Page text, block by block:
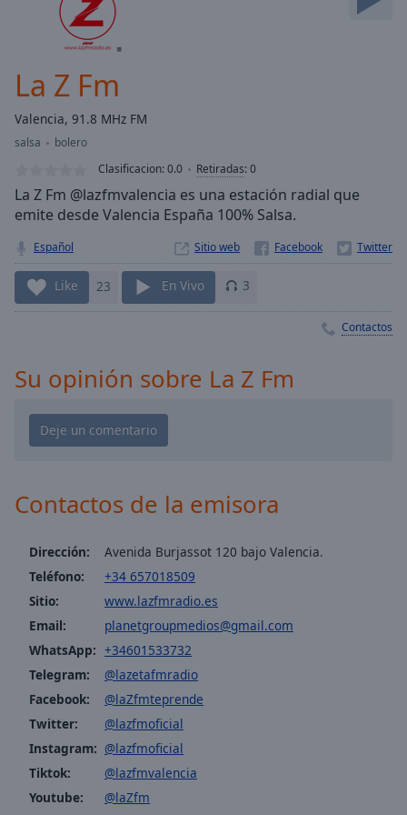
Current
Time0:00
Duration-:-
Loaded
Stream
TypeLIVE
live,
currently
behind
LIVE
Remaining
descriptions
off,
selected
subtitles
settings
subtitles
settings
dialog
subtitles
La Z Fm
Valencia, 91.8 MHz FM
salsa
bolero
Clasificacion:0.0 Retiradas:0
La Z Fm @lazfmvalencia es una estación radial que
emite desde Valencia España 100% Salsa.
Español Sitio web
Like 23 En Vivo 3
Contactos
Su opinión sobre La Z Fm
Contactos de la emisora
Dirección:
Avenida Burjassot 120 bajo Valencia.
Teléfono:
+34 657018509
Sitio:
www.lazfmradio.es
Email:
planetgroupmedios@gmail.com
WhatsApp: +34601533732
Telegram:
@lazetafmradio
Facebook:
@laZfmteprende
Twitter:
@lazfmoficial
Instagram: @lazfmoficial
Tiktok:
@lazfmvalencia
Youtube:
@laZfm